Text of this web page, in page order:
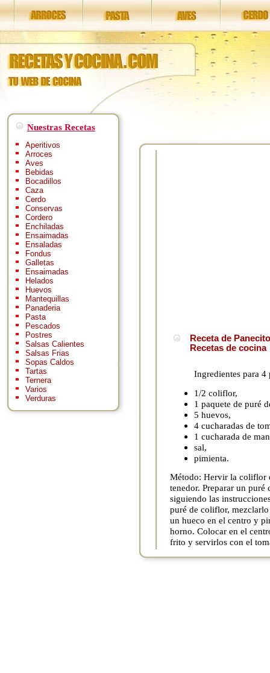
Nuestras Recetas
Aperitivos
Arroces
Aves
Bebidas
Bocadillos
Caza
Cerdo
Conservas
Cordero
Enchiladas
Ensaimadas
Ensaladas
Fondus
Galletas
Ensaimadas
Helados
Huevos
Mantequillas
Panaderia
Pasta
Pescados
Postres
Salsas Calientes
Salsas Frias
Sopas Caldos
Tartas
Ternera
Varios
Verduras
Receta de
Recetas de cocina
Ingredientes para 4
1/2 coliflor,
1 paquete de puré
5 huevos,
4 cucharadas de
1 cucharada de
sal,
pimienta.
Método: Hervir la coliflor
tenedor. Preparar un
siguiendo las
puré de coliflor,
un hueco en el centro y
horno. Colocar en el
frito y servirlos con el